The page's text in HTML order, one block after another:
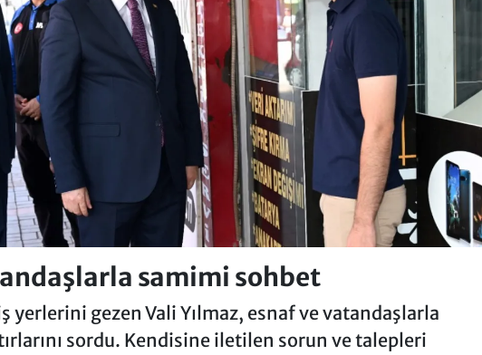
samimi sohbet
yerlerini gezen Vali Yılmaz, esnaf ve vatandaşlarla
sordu. Kendisine iletilen sorun ve talepleri